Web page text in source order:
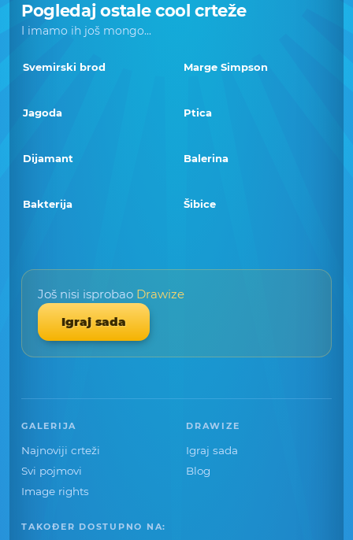
Pogledaj ostale cool crteže
I imamo ih još mongo...
Svemirski brod Marge Simpson
Jagoda Ptica
Dijamant Balerina
Bakterija Šibice
Još nisi isprobao Drawize
Igraj sada
GALERIJA
Najnoviji crteži
Svi pojmovi
Image rights
DRAWIZE
Igraj sada
Blog
TAKOĐER DOSTUPNO NA: